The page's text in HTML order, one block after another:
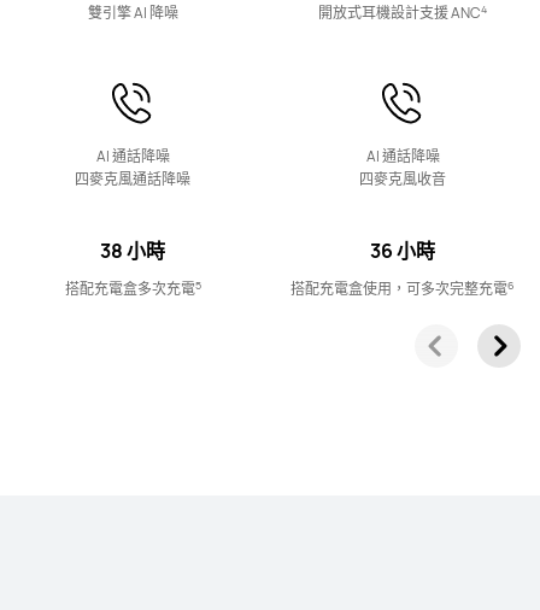
了解更多
雙引擎 AI 降噪
AI 通話降噪
四麥克風通話降噪
38 小時
搭配充電盒多次充電5
開放式耳機設計支援 ANC4
AI 通話降噪
四麥克風收音
36 小時
搭配充電盒使用，可多次完整充電6